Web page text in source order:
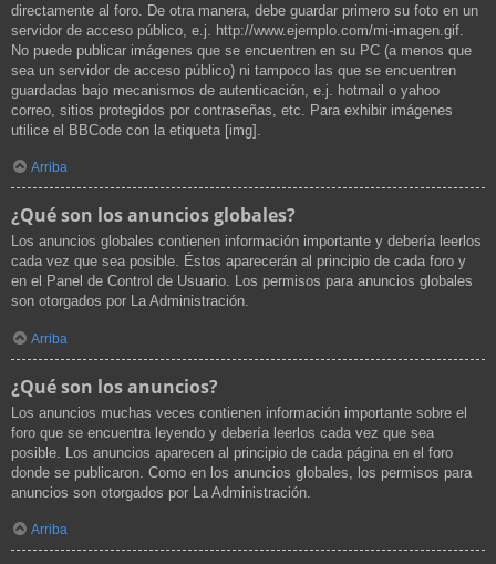
directamente al foro. De otra manera, debe guardar primero su foto en un
servidor de acceso público, e.j. http://www.ejemplo.com/mi-imagen.gif.
No puede publicar imágenes que se encuentren en su PC (a menos que
sea un servidor de acceso público) ni tampoco las que se encuentren
guardadas bajo mecanismos de autenticación, e.j. hotmail o yahoo
correo, sitios protegidos por contraseñas, etc. Para exhibir imágenes
utilice el BBCode con la etiqueta [img].
Arriba
¿Qué son los anuncios globales?
Los anuncios globales contienen información importante y debería leerlos
cada vez que sea posible. Éstos aparecerán al principio de cada foro y
en el Panel de Control de Usuario. Los permisos para anuncios globales
son otorgados por La Administración.
Arriba
¿Qué son los anuncios?
Los anuncios muchas veces contienen información importante sobre el
foro que se encuentra leyendo y debería leerlos cada vez que sea
posible. Los anuncios aparecen al principio de cada página en el foro
donde se publicaron. Como en los anuncios globales, los permisos para
anuncios son otorgados por La Administración.
Arriba